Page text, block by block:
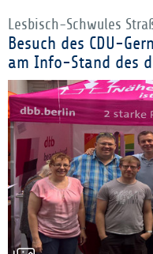
Lesbisch-Schwules
Besuch des CDU-
am Info-Stand des